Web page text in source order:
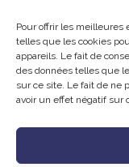
Pour offrir les meilleures
telles que les cookies
appareils. Le fait de
des données telles que
sur ce site. Le fait de ne
avoir un effet négatif sur